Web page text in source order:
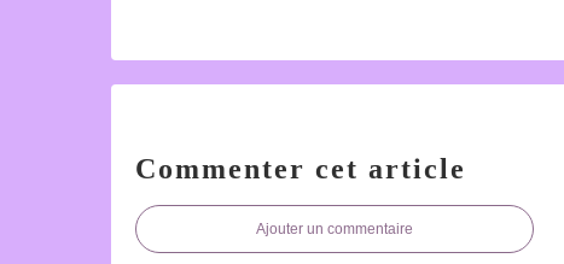
Commenter cet article
Ajouter un commentaire